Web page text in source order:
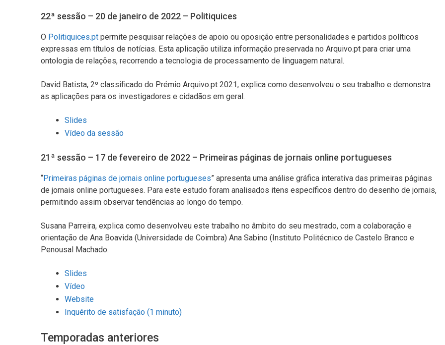
22ª sessão – 20 de janeiro de 2022 – Politiquices
O Politiquices.pt permite pesquisar relações de apoio ou oposição entre personalidades e partidos políticos
expressas em títulos de notícias. Esta aplicação utiliza informação preservada no Arquivo.pt para criar uma
ontologia de relações, recorrendo a tecnologia de processamento de linguagem natural.
David Batista, 2º classificado do Prémio Arquivo.pt 2021, explica como desenvolveu o seu trabalho e demonstra
as aplicações para os investigadores e cidadãos em geral.
Slides
Vídeo da sessão
21ª sessão – 17 de fevereiro de 2022 – Primeiras páginas de jornais online portugueses
“Primeiras páginas de jornais online portugueses” apresenta uma análise gráfica interativa das primeiras páginas
de jornais online portugueses. Para este estudo foram analisados itens específicos dentro do desenho de jornais,
permitindo assim observar tendências ao longo do tempo.
Susana Parreira, explica como desenvolveu este trabalho no âmbito do seu mestrado, com a colaboração e
orientação de Ana Boavida (Universidade de Coimbra) Ana Sabino (Instituto Politécnico de Castelo Branco e
Penousal Machado.
Slides
Vídeo
Website
Inquérito de satisfação (1 minuto)
Temporadas anteriores